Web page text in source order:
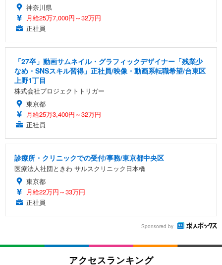
神奈川県
月給25万7,000円～32万円
正社員
「27卒」動画サムネイル・グラフィックデザイナー「残業少
なめ・SNSスキル習得」正社員/映像・動画系転職希望/台東区
上野1丁目
株式会社プロジェクトトリガー
東京都
月給25万3,400円～32万円
正社員
診療所・クリニックでの受付/事務/東京都中央区
医療法人社団ときわ サルスクリニック日本橋
東京都
月給22万円～33万円
正社員
Sponsored by
アクセスランキング